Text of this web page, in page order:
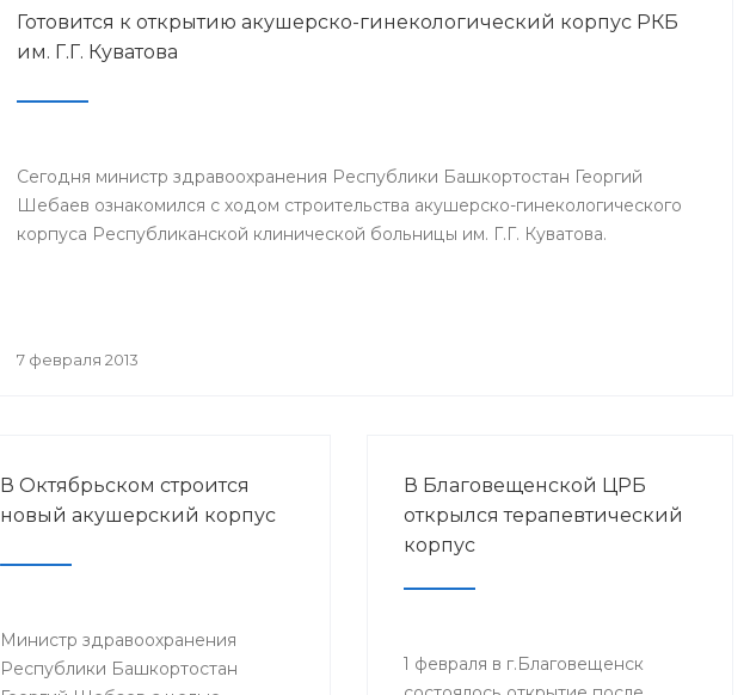
инициативе Международной
конфедерации организаций
трансфузиологи, анестезиологи-
Готовится к открытию акушерско-гинекологический корпус РКБ
им. Г.Г. Куватова
Сегодня министр здравоохранения Республики Башкортостан Георгий
Шебаев ознакомился с ходом строительства акушерско-гинекологического
корпуса Республиканской клинической больницы им. Г.Г. Куватова.
7 февраля 2013
В Октябрьском строится
новый акушерский корпус
Министр здравоохранения
Республики Башкортостан
В Благовещенской ЦРБ
открылся терапевтический
корпус
1 февраля в г.Благовещенск